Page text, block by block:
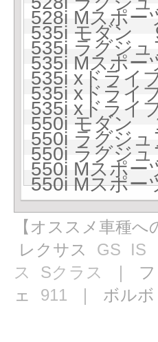
528i Mスポ
535i モダン
535i ラグジ
535i Mスポ
535i xドライ
535i xドライ
535i xドライ
550i モダン
550i ラグジ
550i ラグジ
550i Mスポ
550i Mスポ
【オススメ車種へ
レクサス GS IS
ス
Sクラス ｜ フ
ェ 911 ｜ ボルボ